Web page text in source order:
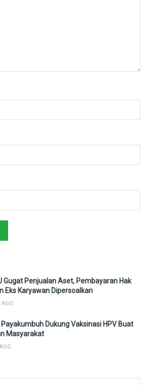
Gugat Penjualan Aset, Pembayaran Hak
Eks Karyawan Dipersoalkan
AGO
Dukung Vaksinasi HPV Buat
Masyarakat